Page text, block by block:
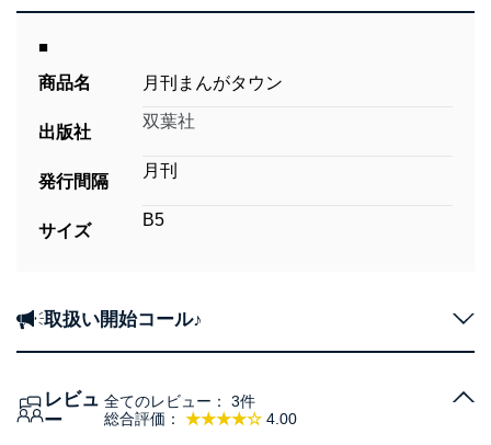
■
商品名
月刊まんがタウン
出版社
双葉社
発行間隔
月刊
サイズ
B5
取扱い開始コール♪
レビュ
ー
総合評価： ★★★★☆ 4.00
全てのレビュー： 3件